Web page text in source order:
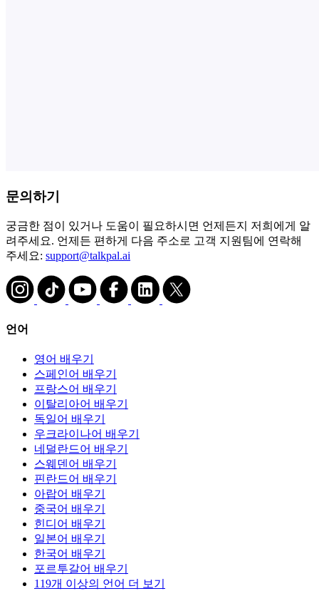
문의하기
궁금한 점이 있거나 도움이 필요하시면 언제든지 저희에게 알
려주세요. 언제든 편하게 다음 주소로 고객 지원팀에 연락해
주세요: support@talkpal.ai
언어
영어 배우기
스페인어 배우기
프랑스어 배우기
이탈리아어 배우기
독일어 배우기
우크라이나어 배우기
네덜란드어 배우기
스웨덴어 배우기
핀란드어 배우기
아랍어 배우기
중국어 배우기
힌디어 배우기
일본어 배우기
한국어 배우기
포르투갈어 배우기
119개 이상의 언어 더 보기